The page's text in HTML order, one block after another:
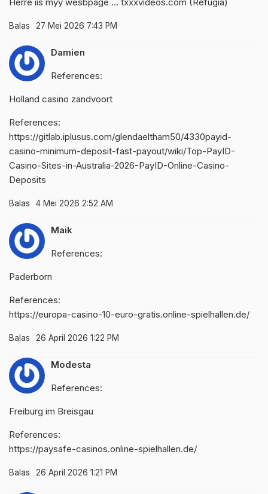
Balas 27 Mei 2026 7:43 PM
Damien
References:
Holland casino zandvoort
References:
https://gitlab.iplusus.com/glendaeltham50/4330payid-
casino-minimum-deposit-fast-payout/wiki/Top-PayID-
Casino-Sites-in-Australia-2026-PayID-Online-Casino-
Deposits
Balas 4 Mei 2026 2:52 AM
Maik
References:
Paderborn
References:
https://europa-casino-10-euro-gratis.online-spielhallen.de/
Balas 26 April 2026 1:22 PM
Modesta
References:
Freiburg im Breisgau
References:
https://paysafe-casinos.online-spielhallen.de/
Balas 26 April 2026 1:21 PM